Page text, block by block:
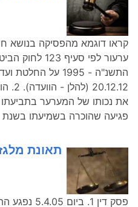
ערעור לפי
התשנ"ה - 1995 על
את נכותו של המערער
פגיעה שהוכרה בשמיעתו בשנת
תאונת